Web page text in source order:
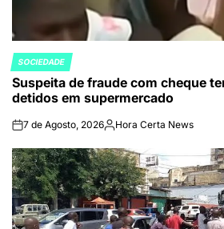
POSTED
IN
SOCIEDADE
Suspeita de fraude com cheque
detidos em supermercado
on7 de Agosto, 2026Publicado
Hora Certa News